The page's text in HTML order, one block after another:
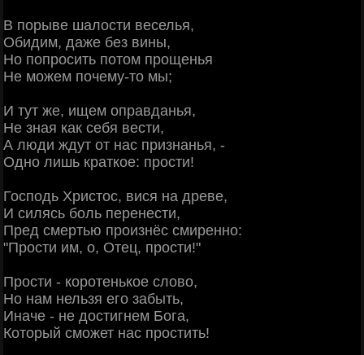
В порыве шалости веселья,
Обидим, даже без вины,
Но попросить потом прощенья
Не можем почему-то мы;
И тут же, ищем оправданья,
Не зная как себя вести,
А люди ждут от нас признанья, -
Одно лишь краткое: прости!
Господь Христос, вися на древе,
И силясь боль перенести,
Пред смертью произнёс смиренно:
"Прости им, о, Отец, прости!"
Прости - коротенькое слово,
Но нам нельзя его забыть,
Иначе - не достигнем Бога,
Который сможет нас простить!